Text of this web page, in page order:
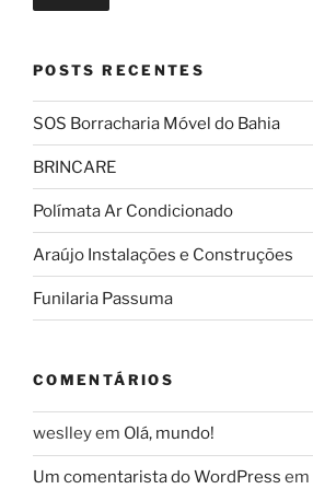
POSTS RECENTES
SOS Borracharia Móvel do Bahia
BRINCARE
Polímata Ar Condicionado
Araújo Instalações e Construções
Funilaria Passuma
COMENTÁRIOS
weslleyem Olá, mundo!
Um comentarista do WordPress em